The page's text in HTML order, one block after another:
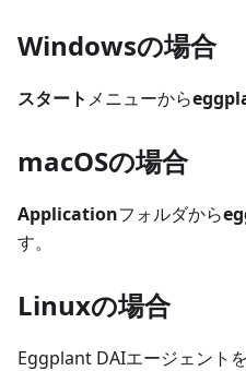
Windowsの場合
スタート メニューから
macOSの場合
Applicationフォルダから
す。
Linuxの場合
Eggplant DAIエージェント